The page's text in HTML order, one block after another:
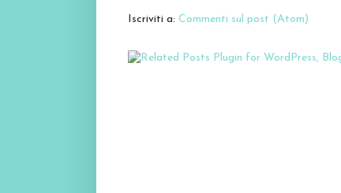
Iscriviti a: Commenti sul post (Atom)